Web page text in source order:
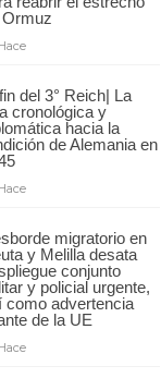
del 3° Reich| La
cronológica y
hacia la
de Alemania en
migratorio en
y Melilla desata
conjunto
y policial urgente,
como advertencia
de la UE